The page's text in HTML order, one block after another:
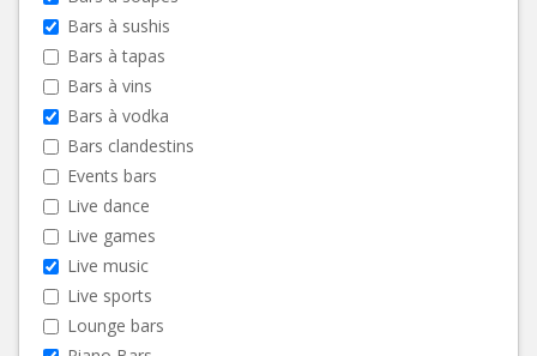
Bars à sushis
Bars à tapas
Bars à vins
Bars à vodka
Bars clandestins
Events bars
Live dance
Live games
Live music
Live sports
Lounge bars